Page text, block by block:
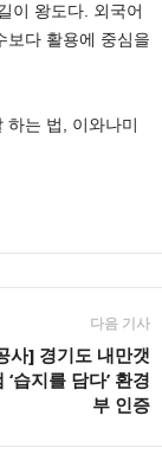
이 왕도다. 외국어
보다 활용에 중심을
하는 법, 이와나미
다음 기사
사] 경기도 내만갯
습지를 담다’ 환경
부 인증